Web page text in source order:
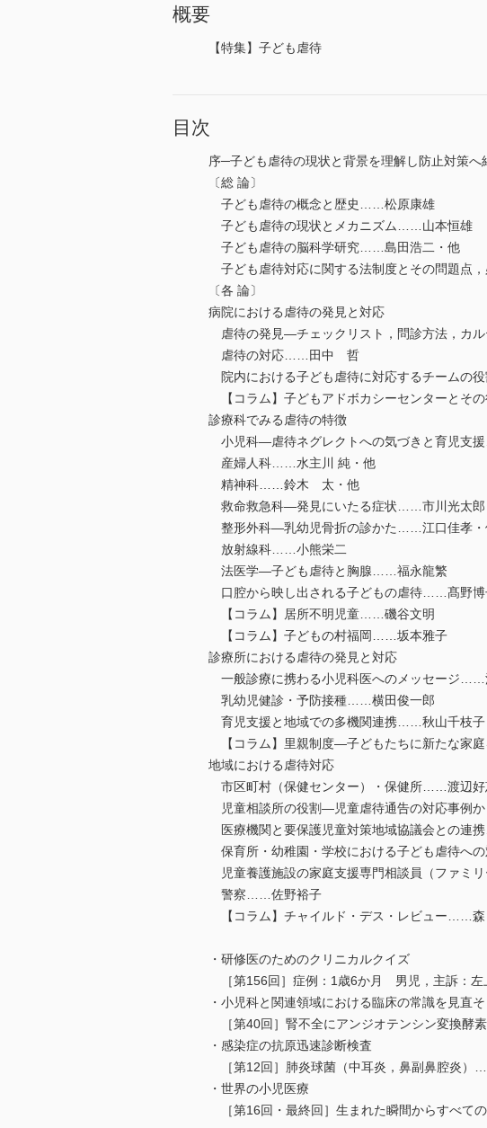
概要
【特集】子ども虐待
目次
序─子ども虐待の現状と背景を理解し防止対策
〔総 論〕
子ども虐待の概念と歴史……松原康雄
子ども虐待の現状とメカニズム……山本恒雄
子ども虐待の脳科学研究……島田浩二・他
子ども虐待対応に関する法制度とその問題点
〔各 論〕
病院における虐待の発見と対応
虐待の発見―チェックリスト，問診方法，カ
虐待の対応……田中 哲
院内における子ども虐待に対応するチームの
【コラム】子どもアドボカシーセンターとそ
診療科でみる虐待の特徴
小児科―虐待ネグレクトへの気づきと育児
産婦人科……水主川 純・他
精神科……鈴木 太・他
救命救急科―発見にいたる症状……市川光太郎
整形外科―乳幼児骨折の診かた……江口佳孝・
放射線科……小熊栄二
法医学―子ども虐待と胸腺……福永龍繁
口腔から映し出される子どもの虐待……髙野博
【コラム】居所不明児童……磯谷文明
【コラム】子どもの村福岡……坂本雅子
診療所における虐待の発見と対応
一般診療に携わる小児科医へのメッセージ……
乳幼児健診・予防接種……横田俊一郎
育児支援と地域での多機関連携……秋山千枝子
【コラム】里親制度―子どもたちに新たな家
地域における虐待対応
市区町村（保健センター）・保健所……渡辺好
児童相談所の役割―児童虐待通告の対応事例
医療機関と要保護児童対策地域協議会との連
保育所・幼稚園・学校における子ども虐待へ
児童養護施設の家庭支援専門相談員（ファミ
警察……佐野裕子
【コラム】チャイルド・デス・レビュー……森
・研修医のためのクリニカルクイズ
［第156回］症例：1歳6か月 男児，主訴：
・小児科と関連領域における臨床の常識を見直そ
［第40回］腎不全にアンジオテンシン変換酵
・感染症の抗原迅速診断検査
［第12回］肺炎球菌（中耳炎，鼻副鼻腔炎）
・世界の小児医療
［第16回・最終回］生まれた瞬間からすべて